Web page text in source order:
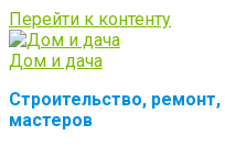
Перейти к контенту
Дом и дача
Строительство,
мастеров